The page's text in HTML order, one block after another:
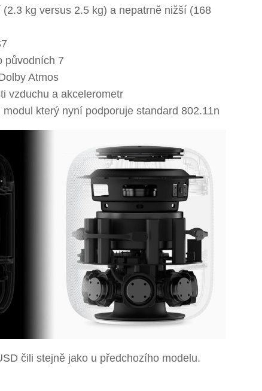
kg versus 2.5 kg) a nepatrně nižší (168
původních 7
Atmos
vzduchu a akcelerometr
který nyní podporuje standard 802.11n
čili stejně jako u předchozího modelu.